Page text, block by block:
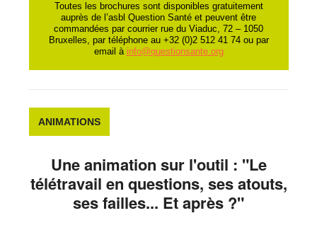
Toutes les brochures sont disponibles gratuitement
auprès de l’asbl Question Santé et peuvent être
commandées par courrier rue du Viaduc, 72 – 1050
Bruxelles, par téléphone au +32 (0)2 512 41 74 ou par
email à info@questionsante.org
ANIMATIONS
Une animation sur l'outil : "Le
télétravail en questions, ses atouts,
ses failles... Et après ?"